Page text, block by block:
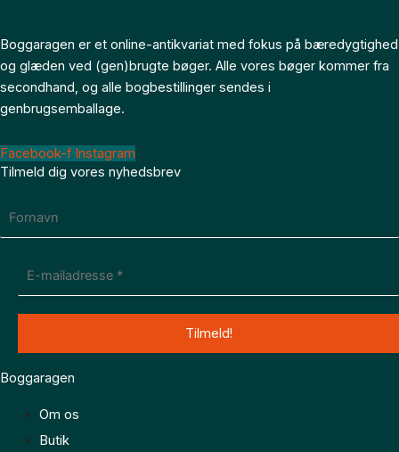
Boggaragen er et online-antikvariat med fokus på bæredygtighed
og glæden ved (gen)brugte bøger. Alle vores bøger kommer fra
secondhand, og alle bogbestillinger sendes i
genbrugsemballage.
Facebook-f Instagram
Tilmeld dig vores nyhedsbrev
Boggaragen
Om os
Butik